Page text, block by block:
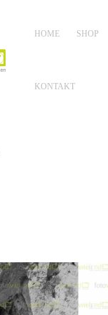
HOME SHOP
KONTAKT